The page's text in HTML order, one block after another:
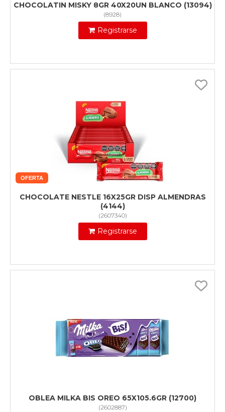
CHOCOLATIN MISKY 8GR 40X20UN BLANCO (13094)
(8928)
Registrarse
OFERTA
CHOCOLATE NESTLE 16X25GR DISP ALMENDRAS
(4144)
(2607340)
Registrarse
OBLEA MILKA BIS OREO 65X105.6GR (12700)
(2602887)